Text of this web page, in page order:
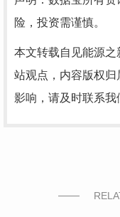
险，投资需谨慎。
本文转载自见能源
站观点，内容版权
影响，请及时联系我